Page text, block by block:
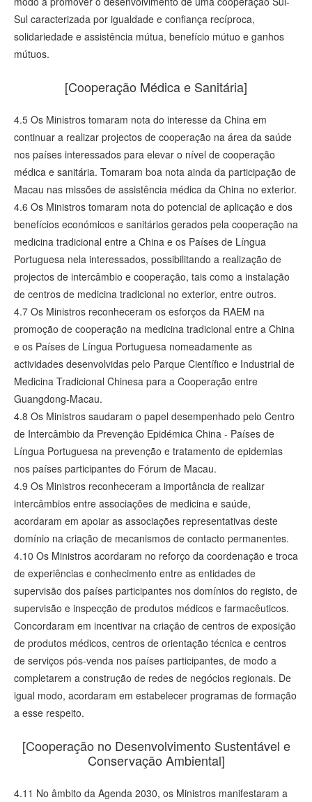
Sul caracterizada por igualdade e confiança recíproca,
solidariedade e assistência mútua, benefício mútuo e ganhos
mútuos.
[Cooperação Médica e Sanitária]
4.5 Os Ministros tomaram nota do interesse da China em
continuar a realizar projectos de cooperação na área da saúde
nos países interessados para elevar o nível de cooperação
médica e sanitária. Tomaram boa nota ainda da participação de
Macau nas missões de assistência médica da China no exterior.
4.6 Os Ministros tomaram nota do potencial de aplicação e dos
benefícios económicos e sanitários gerados pela cooperação na
medicina tradicional entre a China e os Países de Língua
Portuguesa nela interessados, possibilitando a realização de
projectos de intercâmbio e cooperação, tais como a instalação
de centros de medicina tradicional no exterior, entre outros.
4.7 Os Ministros reconheceram os esforços da RAEM na
promoção de cooperação na medicina tradicional entre a China
e os Países de Língua Portuguesa nomeadamente as
actividades desenvolvidas pelo Parque Científico e Industrial de
Medicina Tradicional Chinesa para a Cooperação entre
Guangdong-Macau.
4.8 Os Ministros saudaram o papel desempenhado pelo Centro
de Intercâmbio da Prevenção Epidémica China - Países de
Língua Portuguesa na prevenção e tratamento de epidemias
nos países participantes do Fórum de Macau.
4.9 Os Ministros reconheceram a importância de realizar
intercâmbios entre associações de medicina e saúde,
acordaram em apoiar as associações representativas deste
domínio na criação de mecanismos de contacto permanentes.
4.10 Os Ministros acordaram no reforço da coordenação e troca
de experiências e conhecimento entre as entidades de
supervisão dos países participantes nos domínios do registo, de
supervisão e inspecção de produtos médicos e farmacêuticos.
Concordaram em incentivar na criação de centros de exposição
de produtos médicos, centros de orientação técnica e centros
de serviços pós-venda nos países participantes, de modo a
completarem a construção de redes de negócios regionais. De
igual modo, acordaram em estabelecer programas de formação
a esse respeito.
[Cooperação no Desenvolvimento Sustentável e
Conservação Ambiental]
4.11 No âmbito da Agenda 2030, os Ministros manifestaram a